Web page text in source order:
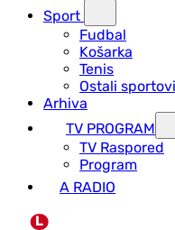
Sport
Fudbal
Košarka
Tenis
Ostali sportovi
Arhiva
TV PROGRAM
ТV Raspored
Program
A RADIO
L